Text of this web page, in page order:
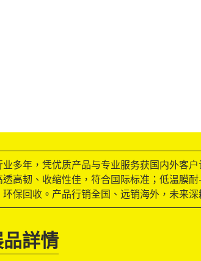
多年，凭优质产品与专业服务获国内外客
高韧、收缩性佳，符合国际标准；低温膜
保回收。产品行销全国、远销海外，未来深
品詳情